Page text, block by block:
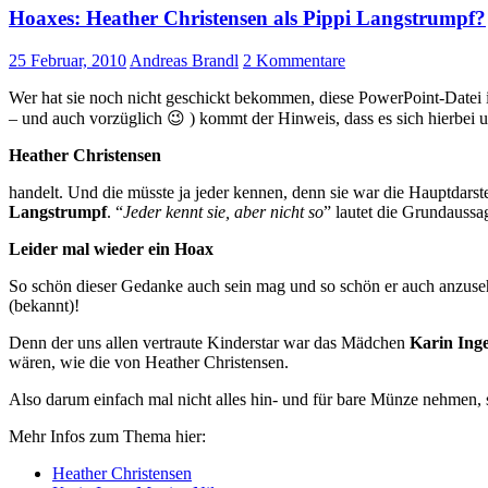
Hoaxes: Heather Christensen als Pippi Langstrumpf?
25 Februar, 2010 Andreas Brandl 2 Kommentare
Wer hat sie noch nicht geschickt bekommen, diese PowerPoint-
– und auch vorzüglich 😉 ) kommt der Hinweis, dass es sich hierbei
Heather Christensen
handelt. Und die müsste ja jeder kennen, denn sie war die
Langstrumpf. “Jeder kennt sie, aber nicht so” lautet die
Leider mal wieder ein Hoax
So schön dieser Gedanke auch sein mag und so schön er auch
(bekannt)!
Denn der uns allen vertraute Kinderstar war das Mädchen Karin
wären, wie die von Heather Christensen.
Also darum einfach mal nicht alles hin- und für bare Münze
Mehr Infos zum Thema hier:
Heather Christensen